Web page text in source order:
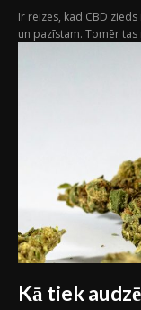
Ir reizes, kad CBD
un pazīstam. Tomēr
Kā tiek